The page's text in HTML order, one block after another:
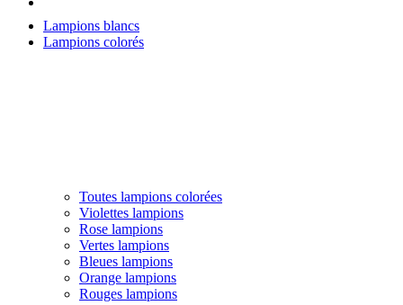
Lampions blancs
Lampions colorés
Toutes lampions colorées
Violettes lampions
Rose lampions
Vertes lampions
Bleues lampions
Orange lampions
Rouges lampions